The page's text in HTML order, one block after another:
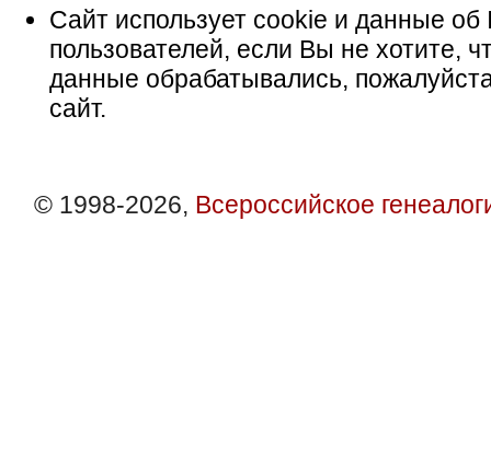
Сайт использует cookie и данные об
пользователей, если Вы не хотите,
данные обрабатывались,
сайт.
© 1998-2026, Всероссийское